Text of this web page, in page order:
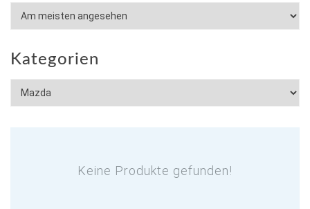
Kategorien
Keine Produkte gefunden!